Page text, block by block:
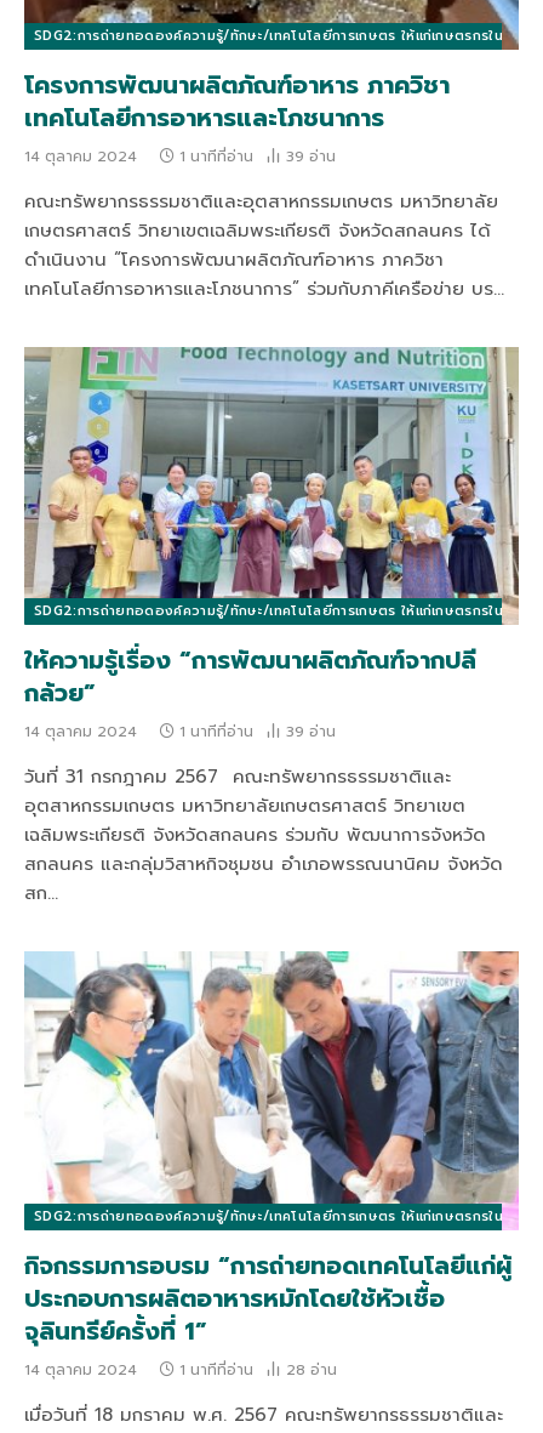
SDG2:การถ่ายทอดองค์ความรู้/ทักษะ/เทคโนโลยีการเกษตร ให้แก่เกษตรกรในท้อง
โครงการพัฒนาผลิตภัณฑ์อาหาร ภาควิชา
เทคโนโลยีการอาหารและโภชนาการ
14 ตุลาคม 2024 1 นาทีที่อ่าน 39 อ่าน
คณะทรัพยากรธรรมชาติและอุตสาหกรรมเกษตร มหาวิทยาลัย
เกษตรศาสตร์ วิทยาเขตเฉลิมพระเกียรติ จังหวัดสกลนคร ได้
ดำเนินงาน “โครงการพัฒนาผลิตภัณฑ์อาหาร ภาควิชา
เทคโนโลยีการอาหารและโภชนาการ” ร่วมกับภาคีเครือข่าย บร…
SDG2:การถ่ายทอดองค์ความรู้/ทักษะ/เทคโนโลยีการเกษตร ให้แก่เกษตรกรในท้อง
ให้ความรู้เรื่อง “การพัฒนาผลิตภัณฑ์จากปลี
กล้วย”
14 ตุลาคม 2024 1 นาทีที่อ่าน 39 อ่าน
วันที่ 31 กรกฎาคม 2567 คณะทรัพยากรธรรมชาติและ
อุตสาหกรรมเกษตร มหาวิทยาลัยเกษตรศาสตร์ วิทยาเขต
เฉลิมพระเกียรติ จังหวัดสกลนคร ร่วมกับ พัฒนาการจังหวัด
สกลนคร และกลุ่มวิสาหกิจชุมชน อำเภอพรรณนานิคม จังหวัด
สก…
SDG2:การถ่ายทอดองค์ความรู้/ทักษะ/เทคโนโลยีการเกษตร ให้แก่เกษตรกรในท้อง
กิจกรรมการอบรม “การถ่ายทอดเทคโนโลยีแก่ผู้
ประกอบการผลิตอาหารหมักโดยใช้หัวเชื้อ
จุลินทรีย์ครั้งที่ 1”
14 ตุลาคม 2024 1 นาทีที่อ่าน 28 อ่าน
เมื่อวันที่ 18 มกราคม พ.ศ. 2567 คณะทรัพยากรธรรมชาติและ